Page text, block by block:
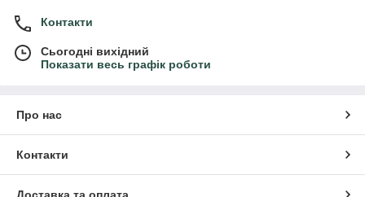
Контакти
Сьогодні вихідний
Показати весь графік роботи
Про нас
Контакти